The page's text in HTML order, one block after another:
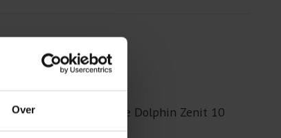
Over
van de Dolphin Zenit 10